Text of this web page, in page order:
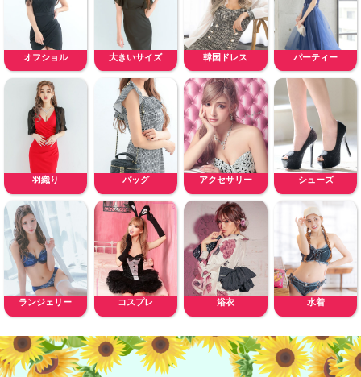
オフショル 大きいサイズ 韓国ドレス パーティー
羽織り バッグ アクセサリー シューズ
ランジェリー コスプレ 浴衣 水着